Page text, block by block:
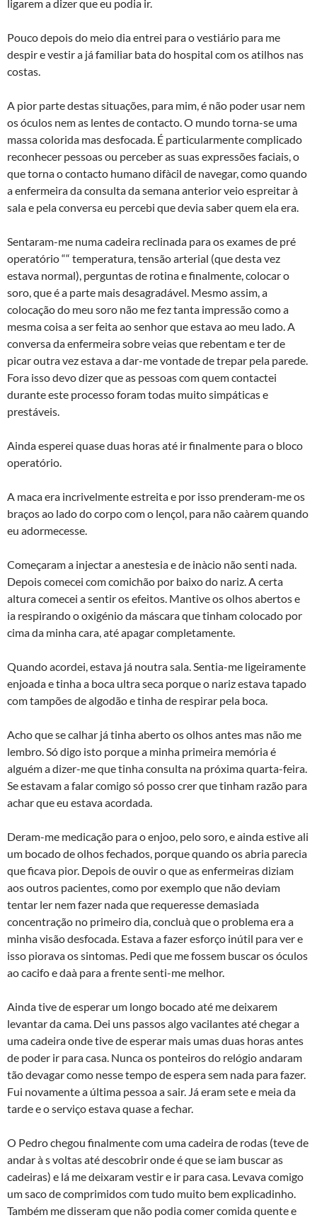
ligarem a dizer que eu podia ir.
Pouco depois do meio dia entrei para o vestiário para me
despir e vestir a já familiar bata do hospital com os atilhos nas
costas.
A pior parte destas situações, para mim, é não poder usar nem
os óculos nem as lentes de contacto. O mundo torna-se uma
massa colorida mas desfocada. É particularmente complicado
reconhecer pessoas ou perceber as suas expressões faciais, o
que torna o contacto humano difà­cil de navegar, como quando
a enfermeira da consulta da semana anterior veio espreitar à
sala e pela conversa eu percebi que devia saber quem ela era.
Sentaram-me numa cadeira reclinada para os exames de pré
operatório ““ temperatura, tensão arterial (que desta vez
estava normal), perguntas de rotina e finalmente, colocar o
soro, que é a parte mais desagradável. Mesmo assim, a
colocação do meu soro não me fez tanta impressão como a
mesma coisa a ser feita ao senhor que estava ao meu lado. A
conversa da enfermeira sobre veias que rebentam e ter de
picar outra vez estava a dar-me vontade de trepar pela parede.
Fora isso devo dizer que as pessoas com quem contactei
durante este processo foram todas muito simpáticas e
prestáveis.
Ainda esperei quase duas horas até ir finalmente para o bloco
operatório.
A maca era incrivelmente estreita e por isso prenderam-me os
braços ao lado do corpo com o lençol, para não caà­rem quando
eu adormecesse.
Começaram a injectar a anestesia e de inà­cio não senti nada.
Depois comecei com comichão por baixo do nariz. A certa
altura comecei a sentir os efeitos. Mantive os olhos abertos e
ia respirando o oxigénio da máscara que tinham colocado por
cima da minha cara, até apagar completamente.
Quando acordei, estava já noutra sala. Sentia-me ligeiramente
enjoada e tinha a boca ultra seca porque o nariz estava tapado
com tampões de algodão e tinha de respirar pela boca.
Acho que se calhar já tinha aberto os olhos antes mas não me
lembro. Só digo isto porque a minha primeira memória é
alguém a dizer-me que tinha consulta na próxima quarta-feira.
Se estavam a falar comigo só posso crer que tinham razão para
achar que eu estava acordada.
Deram-me medicação para o enjoo, pelo soro, e ainda estive ali
um bocado de olhos fechados, porque quando os abria parecia
que ficava pior. Depois de ouvir o que as enfermeiras diziam
aos outros pacientes, como por exemplo que não deviam
tentar ler nem fazer nada que requeresse demasiada
concentração no primeiro dia, concluà­ que o problema era a
minha visão desfocada. Estava a fazer esforço inútil para ver e
isso piorava os sintomas. Pedi que me fossem buscar os óculos
ao cacifo e daà­ para a frente senti-me melhor.
Ainda tive de esperar um longo bocado até me deixarem
levantar da cama. Dei uns passos algo vacilantes até chegar a
uma cadeira onde tive de esperar mais umas duas horas antes
de poder ir para casa. Nunca os ponteiros do relógio andaram
tão devagar como nesse tempo de espera sem nada para fazer.
Fui novamente a última pessoa a sair. Já eram sete e meia da
tarde e o serviço estava quase a fechar.
O Pedro chegou finalmente com uma cadeira de rodas (teve de
andar à s voltas até descobrir onde é que se iam buscar as
cadeiras) e lá me deixaram vestir e ir para casa. Levava comigo
um saco de comprimidos com tudo muito bem explicadinho.
Também me disseram que não podia comer comida quente e